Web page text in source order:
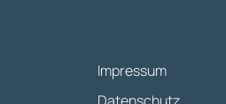
Impressum